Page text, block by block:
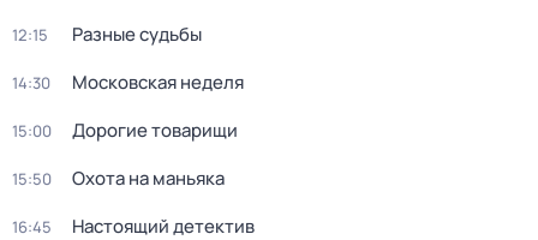
12:15 Разные судьбы
14:30 Московская неделя
15:00 Дорогие товарищи
15:50 Охота на маньяка
16:45 Настоящий детектив